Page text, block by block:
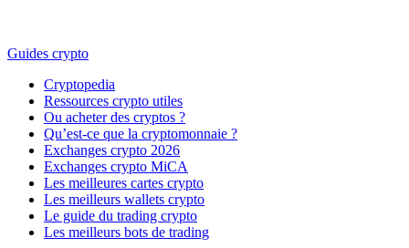
Guides crypto
Cryptopedia
Ressources crypto utiles
Ou acheter des cryptos ?
Qu’est-ce que la cryptomonnaie ?
Exchanges crypto 2026
Exchanges crypto MiCA
Les meilleures cartes crypto
Les meilleurs wallets crypto
Le guide du trading crypto
Les meilleurs bots de trading